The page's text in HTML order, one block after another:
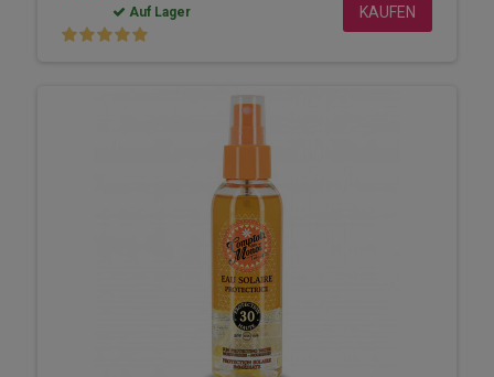
Auf Lager KAUFEN